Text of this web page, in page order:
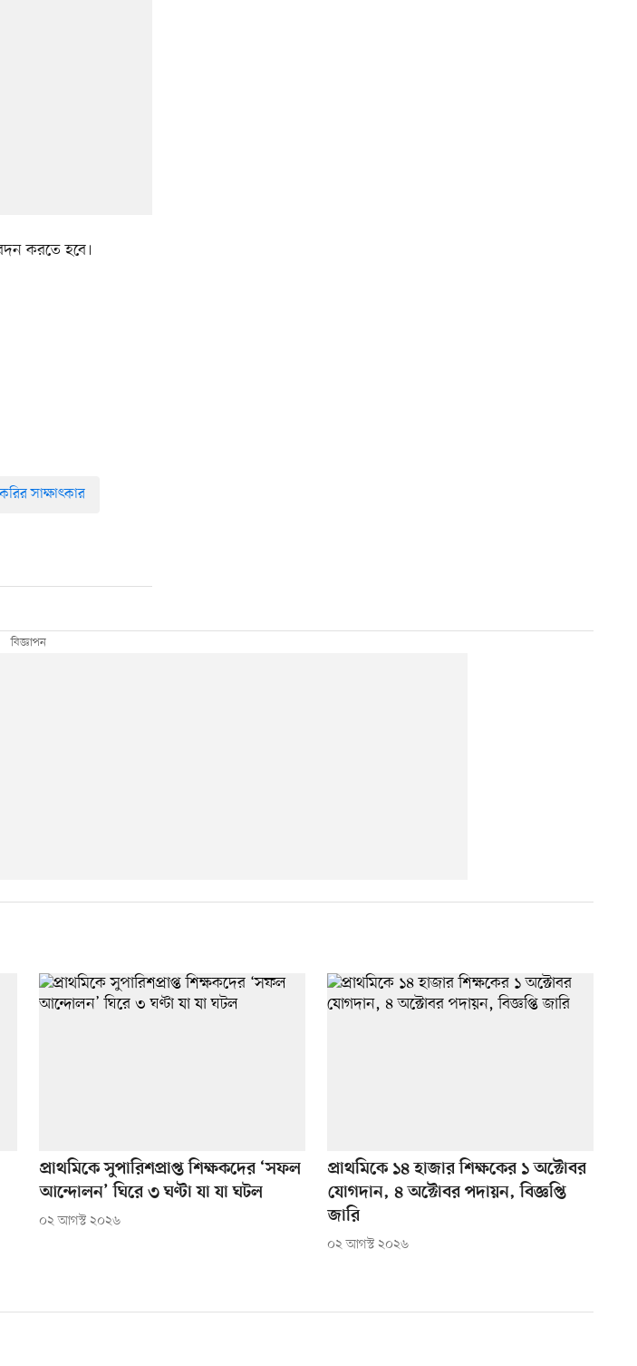
করতে হবে।
সাক্ষাৎকার
প্রাথমিকে সুপারিশপ্রাপ্ত শিক্ষকদের ‘সফল
আন্দোলন’ ঘিরে ৩ ঘণ্টা যা যা ঘটল
০২ আগস্ট ২০২৬
প্রাথমিকে ১৪ হাজার শিক্ষকের ১ অক্টোবর
যোগদান, ৪ অক্টোবর পদায়ন, বিজ্ঞপ্তি
জারি
০২ আগস্ট ২০২৬